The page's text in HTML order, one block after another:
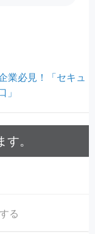
業必見！「セキュ
」
。
る